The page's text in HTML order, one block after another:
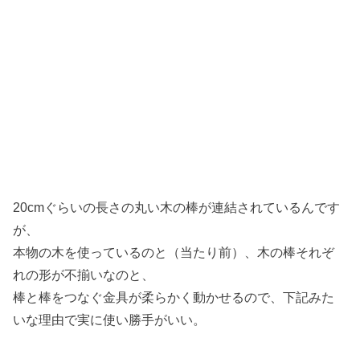
20cmぐらいの長さの丸い木の棒が連結されているんです
が、
本物の木を使っているのと（当たり前）、木の棒それぞ
れの形が不揃いなのと、
棒と棒をつなぐ金具が柔らかく動かせるので、下記みた
いな理由で実に使い勝手がいい。